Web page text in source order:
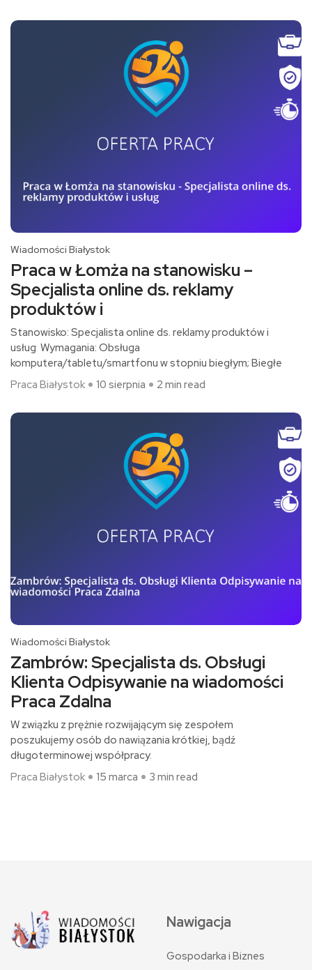
Wiadomości Białystok
Praca w Łomża na stanowisku –
Specjalista online ds. reklamy
produktów i
Stanowisko: Specjalista online ds. reklamy produktów i
usług Wymagania: Obsługa
komputera/tabletu/smartfonu w stopniu biegłym; Biegłe
Praca Białystok
10 sierpnia 2 min read
Wiadomości Białystok
Zambrów: Specjalista ds. Obsługi
Klienta Odpisywanie na wiadomości
Praca Zdalna
W związku z prężnie rozwijającym się zespołem
poszukujemy osób do nawiązania krótkiej, bądź
długoterminowej współpracy.
Praca Białystok
15 marca 3 min read
Nawigacja
Gospodarka i Biznes